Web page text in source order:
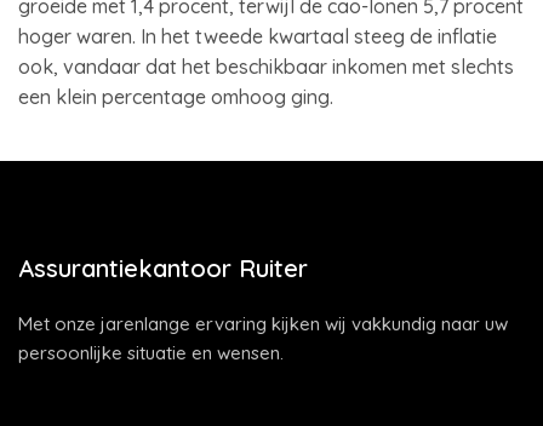
groeide met 1,4 procent, terwijl de cao-lonen 5,7 procent
hoger waren. In het tweede kwartaal steeg de inflatie
ook, vandaar dat het beschikbaar inkomen met slechts
een klein percentage omhoog ging.
Assurantiekantoor Ruiter
Met onze jarenlange ervaring kijken wij vakkundig naar uw
persoonlijke situatie en wensen.